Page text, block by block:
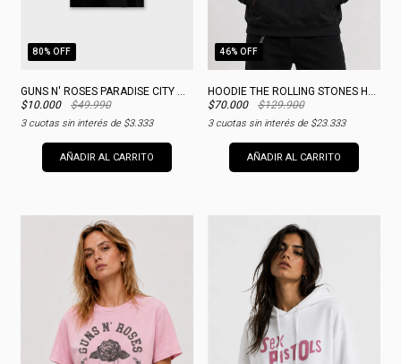
80% OFF
GUNS N' ROSES PARADISE CITY MERCH
$10.000
$49.990
3cuotas sin interés de $3.333
AÑADIR AL CARRITO
46% OFF
HOODIE THE ROLLING STONES HOUSTON MERCH
$70.000
$129.900
3cuotas sin interés de $23.333
AÑADIR AL CARRITO